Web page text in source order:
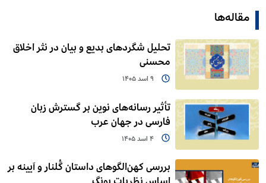
مقاله‌ها
تحلیل شگردهای بدیع و بیان در نثر اخلاق
محسنی
9 اسد 1405
تأثیر رسانه‌های نوین بر گسترش زبان
فارسی در جهان عرب
4 اسد 1405
بررسی کهن‌الگوهای داستان گُلنار و آیینه بر